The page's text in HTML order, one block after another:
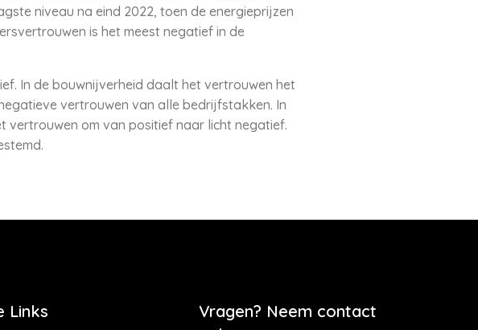
niveau na eind 2022, toen de energieprijzen
is het meest negatief in de
In de bouwnijverheid daalt het vertrouwen het
vertrouwen van alle bedrijfstakken. In
vertrouwen om van positief naar licht negatief.
Links
Vragen? Neem contact